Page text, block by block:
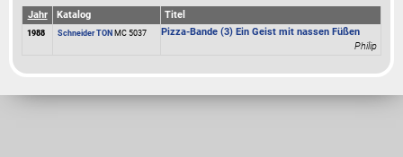
Jahr
Katalog Titel
1988 Schneider TON MC 5037
Pizza-Bande (3) Ein Geist mit nassen Füßen
Philip